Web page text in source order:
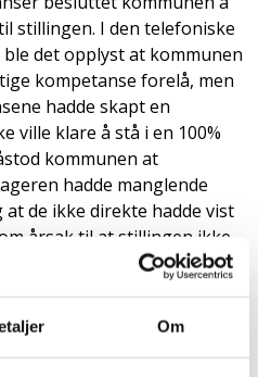
Om
stillingen. I den telefoniske
det opplyst at kommunen
kompetanse forelå, men
hadde skapt en
ville klare å stå i en 100%
kommunen at
hadde manglende
de ikke direkte hadde vist
årsak til at stillingen ikke
til andre årsaker som
utover det
i tidligere stilling. Dette